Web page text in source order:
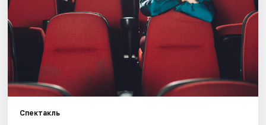
Экскурсии
События
Спектакль